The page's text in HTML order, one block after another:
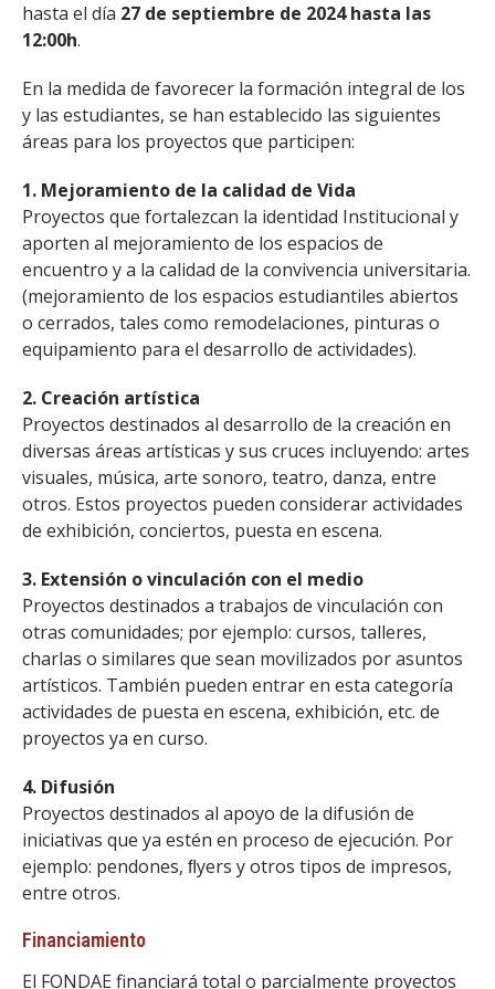
hasta el día 27 de septiembre de 2024 hasta las
12:00h.
En la medida de favorecer la formación integral de los
y las estudiantes, se han establecido las siguientes
áreas para los proyectos que participen:
1. Mejoramiento de la calidad de Vida
Proyectos que fortalezcan la identidad Institucional y
aporten al mejoramiento de los espacios de
encuentro y a la calidad de la convivencia universitaria.
(mejoramiento de los espacios estudiantiles abiertos
o cerrados, tales como remodelaciones, pinturas o
equipamiento para el desarrollo de actividades).
2. Creación artística
Proyectos destinados al desarrollo de la creación en
diversas áreas artísticas y sus cruces incluyendo: artes
visuales, música, arte sonoro, teatro, danza, entre
otros. Estos proyectos pueden considerar actividades
de exhibición, conciertos, puesta en escena.
3. Extensión o vinculación con el medio
Proyectos destinados a trabajos de vinculación con
otras comunidades; por ejemplo: cursos, talleres,
charlas o similares que sean movilizados por asuntos
artísticos. También pueden entrar en esta categoría
actividades de puesta en escena, exhibición, etc. de
proyectos ya en curso.
4. Difusión
Proyectos destinados al apoyo de la difusión de
iniciativas que ya estén en proceso de ejecución. Por
ejemplo: pendones, ﬂyers y otros tipos de impresos,
entre otros.
Financiamiento
El FONDAE financiará total o parcialmente proyectos